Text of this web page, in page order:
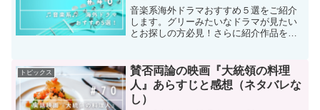
音楽系海外ドラマおすすめ５選をご紹介
します。グリーみたいなドラマが見たい
とお探しの方必見！さらに紹介作品をお
トピックス
賛否両論の映画『大統領の料理
人』あらすじと感想（ネタバレな
し）